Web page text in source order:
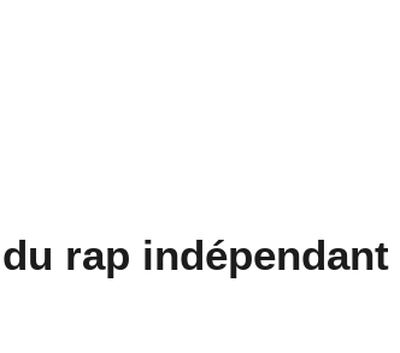
rap indépendant